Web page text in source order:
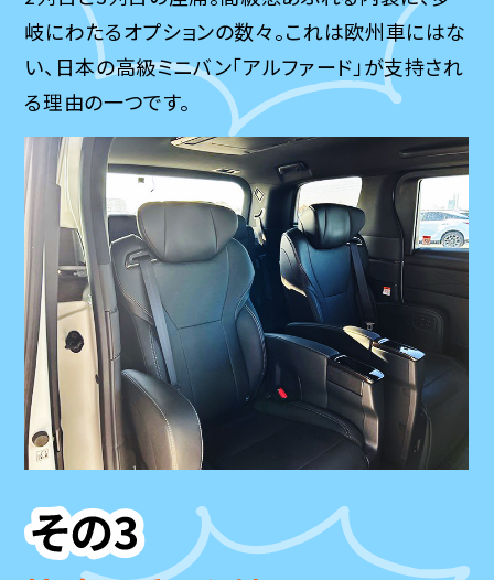
岐にわたるオプションの数々。これは欧州車にはな
い、日本の高級ミニバン「アルファード」が支持され
る理由の一つです。